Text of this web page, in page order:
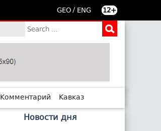
GEO / ENG 12+
Комментарий Кавказ
Новости дня